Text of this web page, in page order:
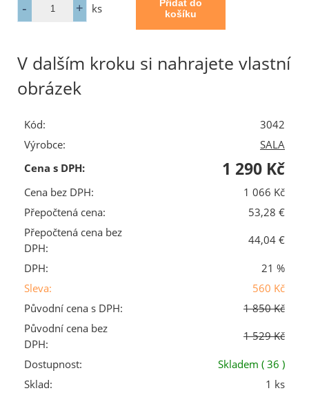
ks
V dalším kroku si nahrajete vlastní
obrázek
Kód:
3042
Výrobce:
SALA
Cena s DPH:
1 290 Kč
Cena bez DPH:
1 066 Kč
Přepočtená cena:
53,28 €
Přepočtená cena bez
DPH:
44,04 €
DPH:
21 %
Sleva:
560 Kč
Původní cena s DPH:
1 850 Kč
Původní cena bez
DPH:
1 529 Kč
Dostupnost:
Skladem ( 36 )
Sklad:
1 ks